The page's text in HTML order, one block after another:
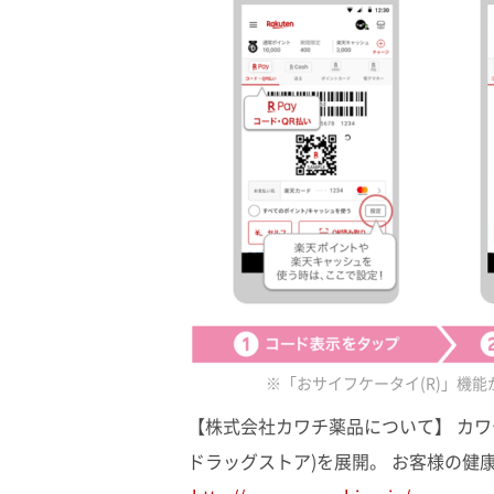
※「おサイフケータイ(R)」機
【株式会社カワチ薬品について】 カ
ドラッグストア)を展開。 お客様の健